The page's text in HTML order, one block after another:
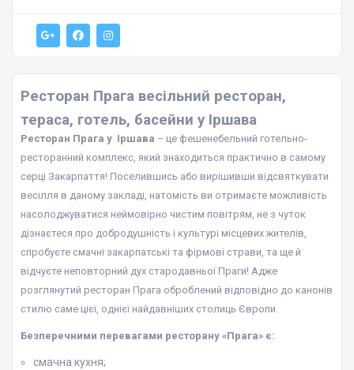
Ресторан Прага весільний ресторан,
тераса, готель, басейни у Іршава
Ресторан Прага у Іршава – це фешенебельний готельно-
ресторанний комплекс, який знаходиться практично в самому
серці Закарпаття! Поселившись або вирішивши відсвяткувати
весілля в даному закладі, натомість ви отримаєте можливість
насолоджуватися неймовірно чистим повітрям, не з чуток
дізнаєтеся про добродушність і культурі місцевих жителів,
спробуєте смачні закарпатські та фірмові страви, та ще й
відчуєте неповторний дух стародавньої Праги! Адже
розглянутий ресторан Прага оброблений відповідно до канонів
стилю саме цієї, однієї найдавніших столиць Європи.
Безперечними перевагами ресторану «Прага» є:
смачна кухня;